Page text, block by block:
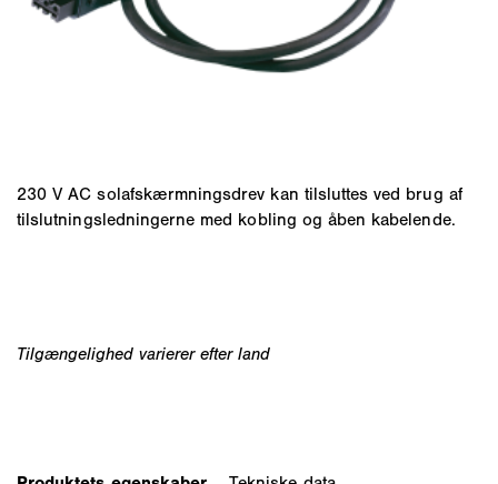
230 V AC solafskærmningsdrev kan tilsluttes ved brug af
tilslutningsledningerne med kobling og åben kabelende.